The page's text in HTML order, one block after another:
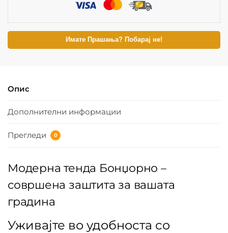
Имате Прашања? Побарај не!
Опис
Дополнителни информации
Прегледи 0
Модерна тенда Бонџорно –
совршена заштита за вашата
градина
Уживајте во удобноста со